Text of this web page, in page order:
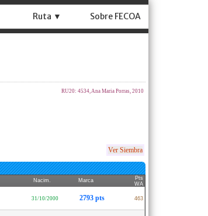
Ruta ▼ Sobre FECOA
RU20: 4534, Ana Maria Porras, 2010
Ver Siembra
Nacim. Marca
Pts
WA
31/10/2000 2793 pts 463